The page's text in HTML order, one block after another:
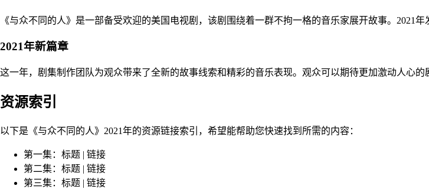
《与众不同的人》是一部备受欢迎的美国电视剧，该剧围绕着一群不拘一格的音乐家展开故事。2021
2021年新篇章
这一年，剧集制作团队为观众带来了全新的故事线索和精彩的音乐表现。观众可以期待更加激动人心的
资源索引
以下是《与众不同的人》2021年的资源链接索引，希望能帮助您快速找到所需的内容：
第一集：标题 | 链接
第二集：标题 | 链接
第三集：标题 | 链接